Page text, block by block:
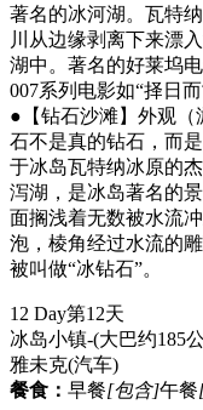
著名的冰河湖。瓦特
川从边缘剥离下来漂
湖中。著名的好莱坞
007系列电影如“择日
●【钻石沙滩】外观（
石不是真的钻石，而
于冰岛瓦特纳冰原的
泻湖，是冰岛著名的
面搁浅着无数被水流
泡，棱角经过水流的
被叫做“冰钻石”。
12 Day第12天
冰岛小镇-(大巴约185
雅未克(汽车)
餐食： 早餐[包含]午餐